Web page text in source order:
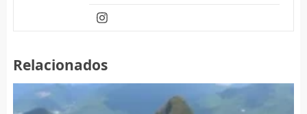
Relacionados